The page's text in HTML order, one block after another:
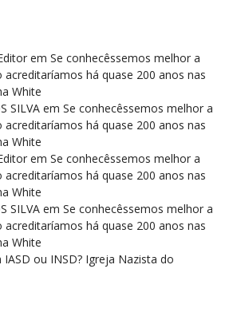
em Se conhecêssemos melhor a
há quase 200 anos nas
White
SILVA em Se conhecêssemos melhor a
há quase 200 anos nas
White
em Se conhecêssemos melhor a
há quase 200 anos nas
White
SILVA em Se conhecêssemos melhor a
há quase 200 anos nas
White
IASD ou INSD? Igreja Nazista do